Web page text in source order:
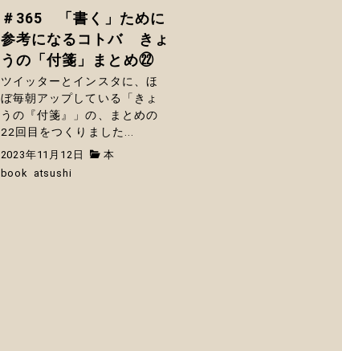
＃365 「書く」ために
参考になるコトバ きょ
うの「付箋」まとめ㉒
ツイッターとインスタに、ほ
ぼ毎朝アップしている「きょ
うの『付箋』」の、まとめの
22回目をつくりました...
2023年11月12日
本
book
atsushi